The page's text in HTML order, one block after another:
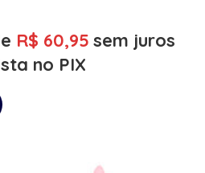
R$ 60,95 sem juros
no PIX